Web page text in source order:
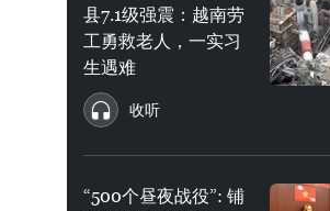
县7.1级强震：越南劳
工勇救老人，一实习
生遇难
收听
“500个昼夜战役”: 铺